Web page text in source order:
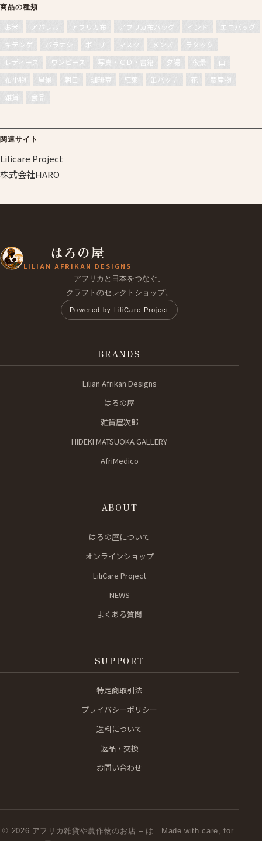
商品の種類
お米 アパレル アフリカ布 アフリカ布バッグ インド
エコバッグ
キテンゲ
バラナシ ポーチ マスク メンズ
ラダック
レディース
ワンピース 写真・ＣＤ・書籍 夕陽 夜景
山
布小物
星景 朝日 珈琲豆 紅葉 缶バッチ 花
農産物
雑貨
食品
関連サイト
Lilicare Project
株式会社HARO
はろの屋
LILIAN AFRIKAN DESIGNS
アフリカと日本をつなぐ、
クラフトのセレクトショップ。
Powered by LiliCare Project
BRANDS
Lilian Afrikan Designs
はろの屋
雑貨屋次郎
HIDEKI MATSUOKA GALLERY
AfriMedico
ABOUT
はろの屋について
オンラインショップ
LiliCare Project
NEWS
よくある質問
SUPPORT
特定商取引法
プライバシーポリシー
送料について
返品・交換
お問い合わせ
© 2026 アフリカ雑貨や農作物のお店 – は
Made with care, for